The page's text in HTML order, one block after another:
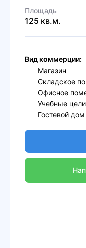
Площадь
125 кв.м.
Вид коммерции:
Магазин
Складское
Офисное
Учебные цели
Гостевой дом